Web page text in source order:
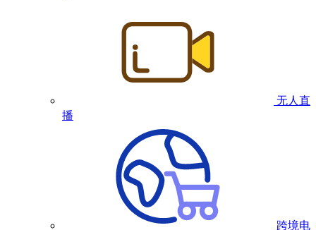
无人直
播
跨境电